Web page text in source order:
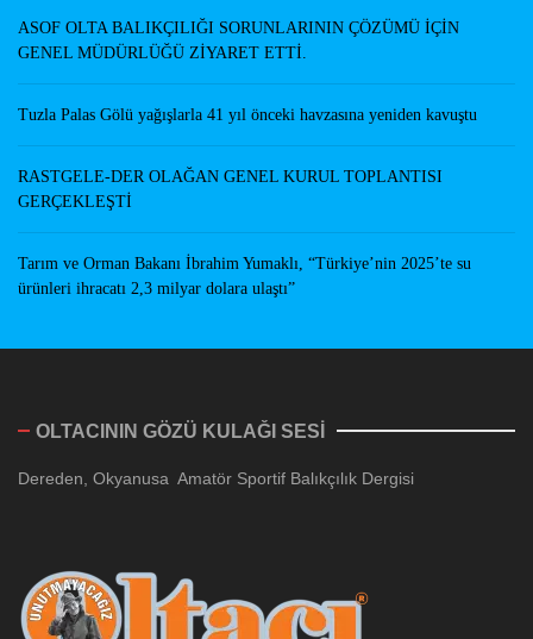
ASOF OLTA BALIKÇILIĞI SORUNLARININ ÇÖZÜMÜ İÇİN
GENEL MÜDÜRLÜĞÜ ZİYARET ETTİ.
Tuzla Palas Gölü yağışlarla 41 yıl önceki havzasına yeniden kavuştu
RASTGELE-DER OLAĞAN GENEL KURUL TOPLANTISI
GERÇEKLEŞTİ
Tarım ve Orman Bakanı İbrahim Yumaklı, “Türkiye’nin 2025’te su
ürünleri ihracatı 2,3 milyar dolara ulaştı”
OLTACININ GÖZÜ KULAĞI SESİ
Dereden, Okyanusa Amatör Sportif Balıkçılık Dergisi